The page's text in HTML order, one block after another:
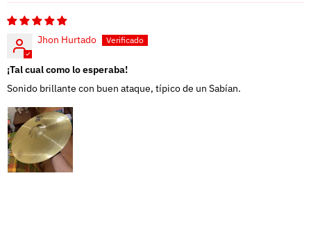
Jhon Hurtado
¡Tal cual como lo esperaba!
Sonido brillante con buen ataque, típico de un Sabían.